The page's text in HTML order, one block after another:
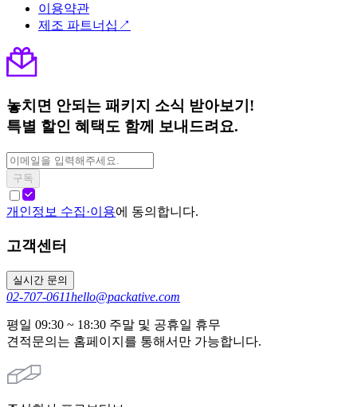
이용약관
제조 파트너십↗
놓치면 안되는 패키지 소식 받아보기!
특별 할인 혜택도 함께 보내드려요.
구독
개인정보 수집·이용에 동의합니다.
고객센터
실시간 문의
02-707-0611hello@packative.com
평일 09:30 ~ 18:30 주말 및 공휴일 휴무
견적문의는 홈페이지를 통해서만 가능합니다.